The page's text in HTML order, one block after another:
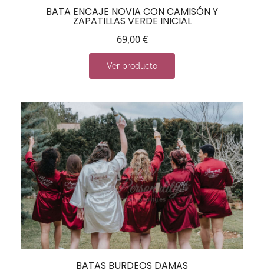
BATA ENCAJE NOVIA CON CAMISÓN Y
ZAPATILLAS VERDE INICIAL
69,00€
Ver producto
BATAS BURDEOS DAMAS